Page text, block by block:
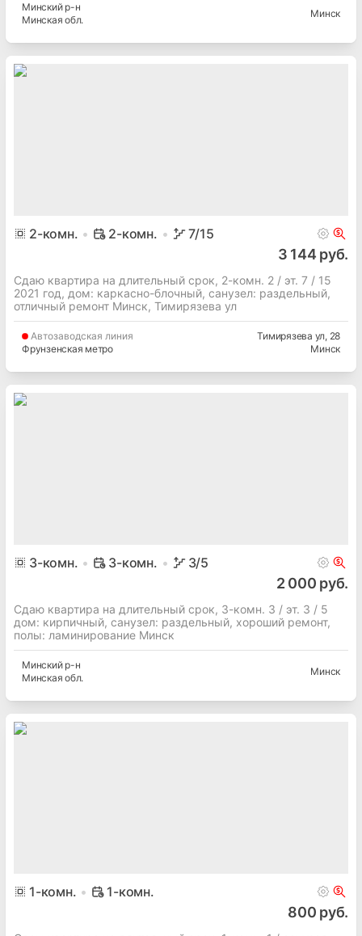
Минскийр-н
Минская обл.
Минск
2-комн. 2-комн. 7/15
3 144 руб.
Сдаю квартира на длительный срок, 2-комн. 2 / эт. 7 / 15
2021 год, дом: каркасно-блочный, cанузел: раздельный,
отличный ремонт Минск, Тимирязева ул
Автозаводская линия
Фрунзенская метро
Тимирязева ул, 28
Минск
3-комн. 3-комн. 3/5
2 000 руб.
Сдаю квартира на длительный срок, 3-комн. 3 / эт. 3 / 5
дом: кирпичный, cанузел: раздельный, хороший ремонт,
полы: ламинирование Минск
Минскийр-н
Минская обл.
Минск
1-комн. 1-комн.
800 руб.